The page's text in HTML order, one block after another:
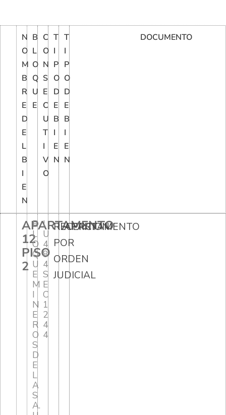
N
O
M
B
R
E
D
E
L
B
I
E
N
B
L
O
Q
U
E
C
O
N
S
E
C
U
T
I
V
O
T
I
P
O
D
E
B
I
E
N
T
I
P
O
D
E
B
I
E
N
DOCUMENTO
APARTAMENTO
12
PISO
2
B
L
O
Q
U
E
M
I
N
E
R
O
S
D
E
L
A
S
A.
I
U
4
8
4
S
E
C
1
2
4
4
RECEPCION
POR
ORDEN
JUDICIAL
APARTAMENTO